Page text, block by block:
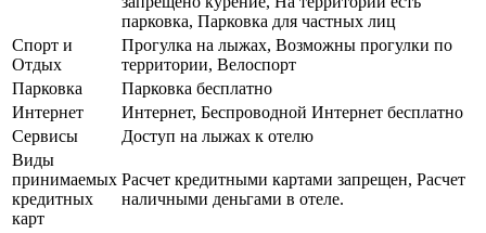
парковка, Парковка для частных лиц
Спорт и
Отдых
Прогулка на лыжах, Возможны прогулки по
территории, Велоспорт
Парковка
Парковка бесплатно
Интернет
Интернет, Беспроводной Интернет бесплатно
Сервисы
Доступ на лыжах к отелю
Виды
принимаемых
кредитных
карт
Расчет кредитными картами запрещен, Расчет
наличными деньгами в отеле.